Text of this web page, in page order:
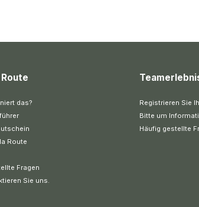
das?
Route
Fragen
Sie uns.
Registrieren Sie
Bitte um
Häufig gestellte